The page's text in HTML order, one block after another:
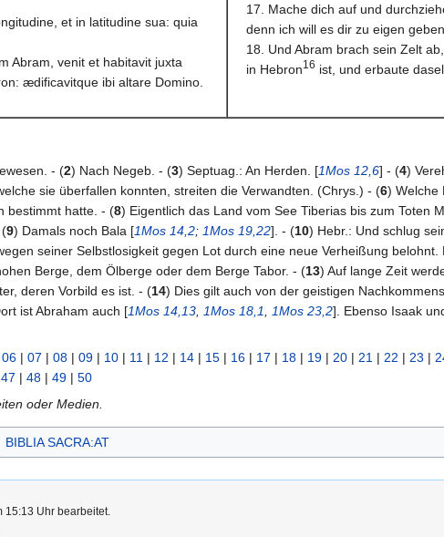
et in latitudine sua: quia
Abram, venit et habitavit juxta
ædificavitque ibi altare Domino.
17. Mache dich auf und
denn ich will es dir zu eigen geben.
18. Und Abram brach sein Zelt
in Hebron16 ist, und erbaute
- (2) Nach Negeb. - (3) Septuag.: An Herden. [1Mos 12,6] - (4)
sie überfallen konnten, streiten die Verwandten. (Chrys.) - (6) Welche
bestimmt hatte. - (8) Eigentlich das Land vom See Tiberias bis zum Toten
9) Damals noch Bala [1Mos 14,2; 1Mos 19,22]. - (10) Hebr.: Und schlug
seiner Selbstlosigkeit gegen Lot durch eine neue Verheißung
Berge, dem Ölberge oder dem Berge Tabor. - (13) Auf lange Zeit
deren Vorbild es ist. - (14) Dies gilt auch von der geistigen
ist Abraham auch [1Mos 14,13 1Mos 18,1 1Mos 23,2]. Ebenso Isaak
06 | 07 | 08 | 09 | 10 | 11 | 12 | 14 | 15 | 16 | 17 | 18 | 19 | 20 | 21 | 22 | 23 |
47 | 48 | 49 | 50
oder Medien.
BIBLIA SACRA:AT
15:13 Uhr bearbeitet.